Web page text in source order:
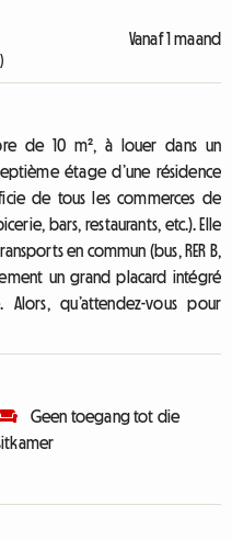
Vanaf 1 maand
de 10 m², à louer dans un
étage d’une résidence
de tous les commerces de
bars, restaurants, etc.). Elle
en commun (bus, RER B,
un grand placard intégré
qu’attendez-vous pour
Geen toegang tot die